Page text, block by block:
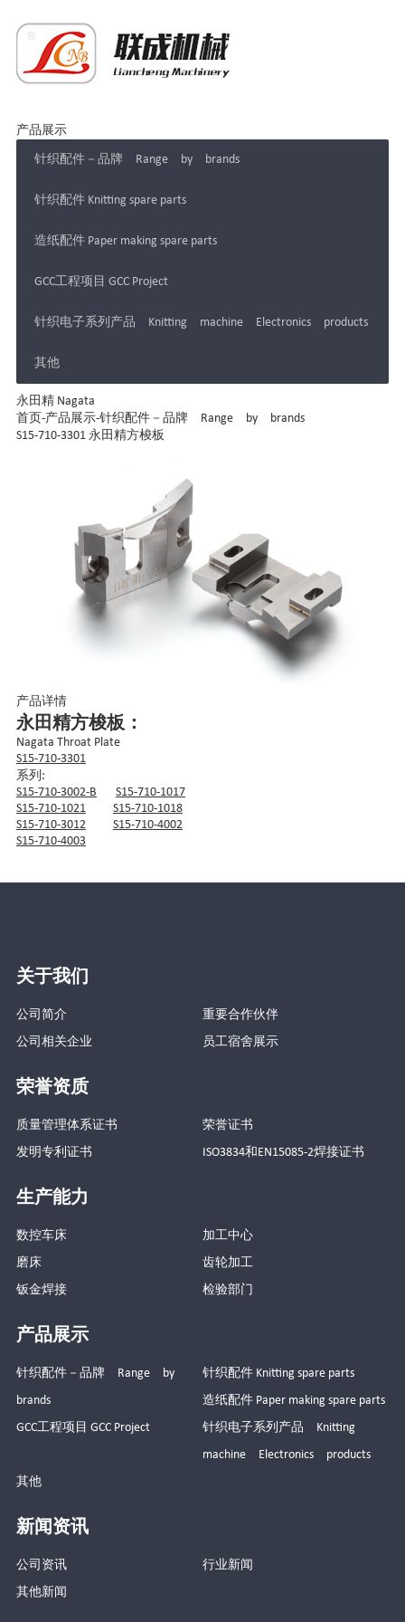
产品展示
针织配件－品牌 Range by brands
针织配件 Knitting spare parts
造纸配件 Paper making spare parts
GCC工程项目 GCC Project
针织电子系列产品 Knitting machine Electronics products
其他
永田精 Nagata
首页-产品展示-针织配件－品牌 Range by brands
S15-710-3301 永田精方梭板
产品详情
永田精方梭板：
Nagata Throat Plate
S15-710-3301
系列:
S15-710-3002-B
S15-710-1017
S15-710-1021
S15-710-1018
S15-710-3012
S15-710-4002
S15-710-4003
关于我们
公司简介
重要合作伙伴
公司相关企业
员工宿舍展示
荣誉资质
质量管理体系证书
荣誉证书
发明专利证书
ISO3834和EN15085-2焊接证书
生产能力
数控车床
加工中心
磨床
齿轮加工
钣金焊接
检验部门
产品展示
针织配件－品牌 Range by
brands
针织配件 Knitting spare parts
造纸配件 Paper making spare parts
GCC工程项目 GCC Project
针织电子系列产品 Knitting
machine Electronics products
其他
新闻资讯
公司资讯
行业新闻
其他新闻